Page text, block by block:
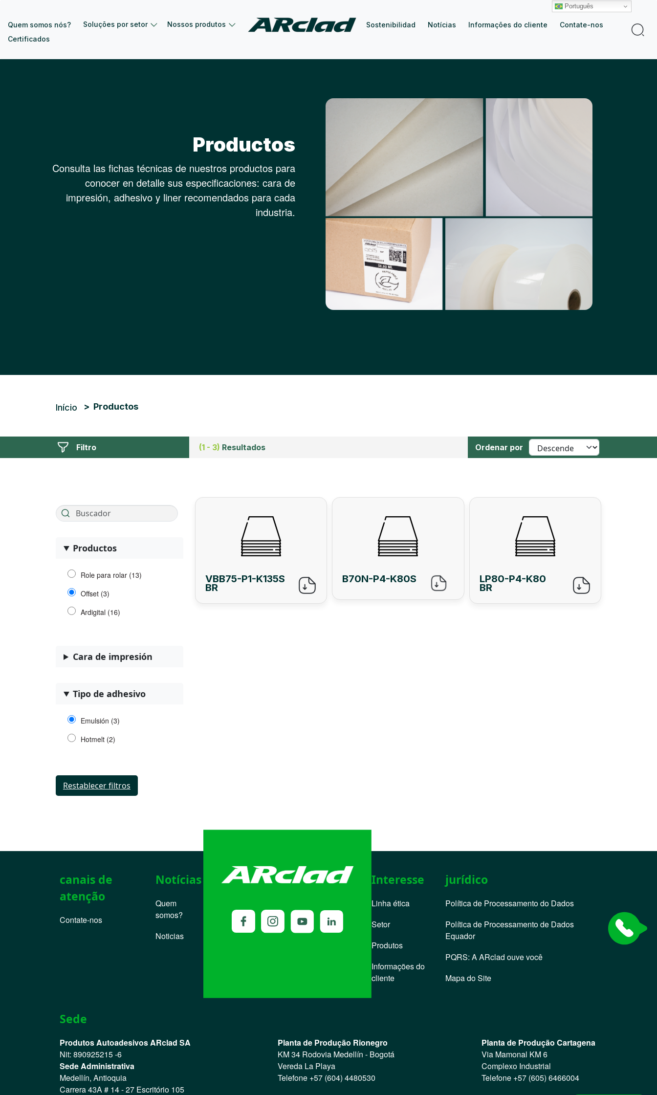
Quem somos nós? Soluções por setor Nossos produtos Sostenibilidad Notícias Informações do cliente
Contate-nos
Certificados
Português
Productos
Consulta las fichas técnicas de nuestros productos para
conocer en detalle sus especificaciones: cara de
impresión, adhesivo y liner recomendados para cada
industria.
Trilha de navegação
Início Productos
Filtro (1 - 3) Resultados Ordenar por
Productos
Role para rolar (13)
Offset (3)
Ardigital (16)
Cara de impresión
Tipo de adhesivo
Emulsión (3)
Hotmelt (2)
Restablecer filtros
VBB75-P1-K135S
BR
B70N-P4-K80S LP80-P4-K80
BR
canais de
atenção
Contate-nos
Notícias
Quem
somos?
Noticias
Interesse
Linha ética
Setor
Produtos
Informações do
cliente
jurídico
Política de Processamento do Dados
Política de Processamento de Dados
Equador
PQRS: A ARclad ouve você
Mapa do Site
Sede
Produtos Autoadesivos ARclad SA
Nit: 890925215 -6
Sede Administrativa
Medellín, Antioquia
Carrera 43A # 14 - 27 Escritório 105
Planta de Produção Rionegro
KM 34 Rodovia Medellín - Bogotá
Vereda La Playa
Telefone +57 (604) 4480530
Planta de Produção Cartagena
Via Mamonal KM 6
Complexo Industrial
Telefone +57 (605) 6466004